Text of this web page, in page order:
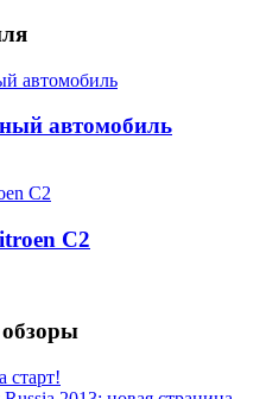
автомобиль
С2
старт!